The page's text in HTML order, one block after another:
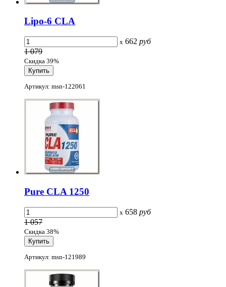
Lipo-6 CLA
x 662 руб
1 079
Скидка 39%
Артикул: msn-122061
Pure CLA 1250
x 658 руб
1 057
Скидка 38%
Артикул: msn-121989